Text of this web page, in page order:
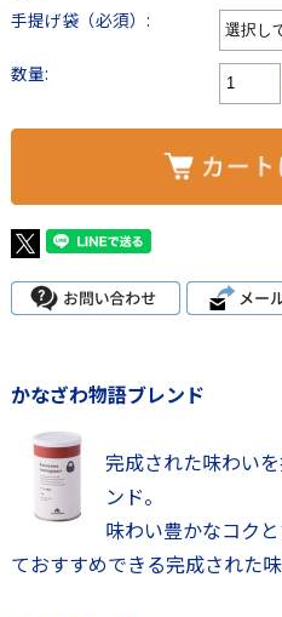
手提げ袋（必須）:
数量:
かなざわ物語ブレンド
完成された味わい
ンド。
味わい豊かなコク
ておすすめできる完成された